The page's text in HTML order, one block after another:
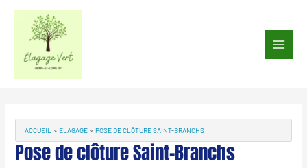
Aller
contenu
Main
ACCUEIL ELAGAGE POSE DE CLÔTURE SAINT-BRANCHS
Pose de clôture Saint-Branchs
articles